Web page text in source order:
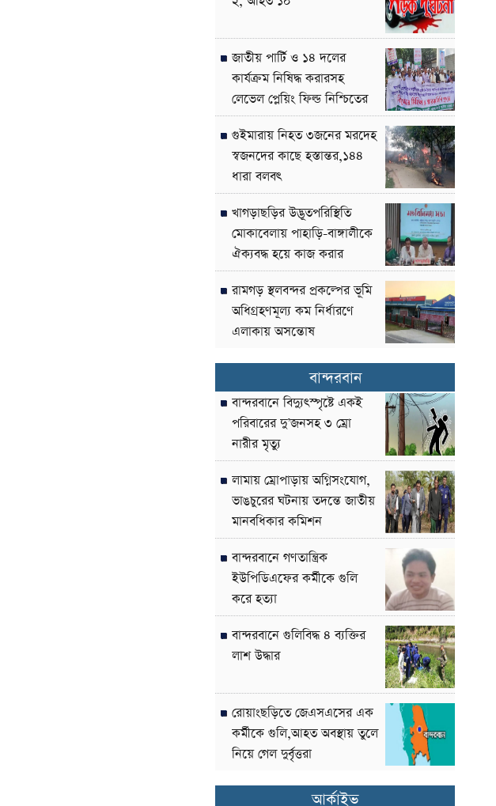
জাতীয় পার্টি ও ১৪ দলের
কার্যক্রম নিষিদ্ধ করারসহ
লেভেল প্লেয়িং ফিল্ড নিশ্চিতের
দাবী
গুইমারায় নিহত ৩জনের মরদেহ
স্বজনদের কাছে হস্তান্তর,১৪৪
ধারা বলবৎ
খাগড়াছড়ির উদ্ভূতপরিস্থিতি
মোকাবেলায় পাহাড়ি-বাঙ্গালীকে
ঐক্যবদ্ধ হয়ে কাজ করার
আহ্বান-পার্বত্য উপদেষ্টা
রামগড় স্থলবন্দর প্রকল্পের ভূমি
অধিগ্রহণমূল্য কম নির্ধারণে
এলাকায় অসন্তোষ
বান্দরবান
বান্দরবানে বিদ্যুৎস্পৃষ্টে একই
পরিবারের দু’জনসহ ৩ ম্রো
নারীর মৃত্যু
লামায় ম্রোপাড়ায় অগ্নিসংযোগ,
ভাঙচুরের ঘটনায় তদন্তে জাতীয়
মানবধিকার কমিশন
বান্দরবানে গণতান্ত্রিক
ইউপিডিএফের কর্মীকে গুলি
করে হত্যা
বান্দরবানে গুলিবিদ্ধ ৪ ব্যক্তির
লাশ উদ্ধার
রোয়াংছড়িতে জেএসএসের এক
কর্মীকে গুলি,আহত অবস্থায় তুলে
নিয়ে গেল দুর্বৃত্তরা
আর্কাইভ